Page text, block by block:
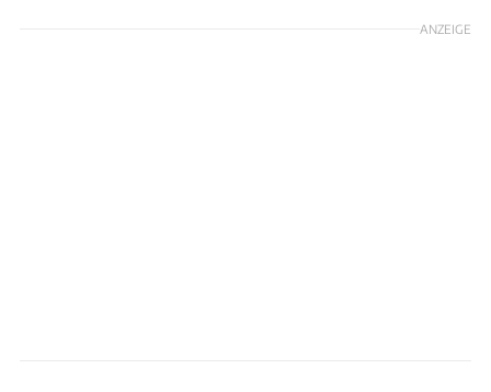
ANZEIGE